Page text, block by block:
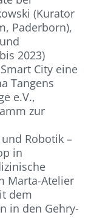
(Kurator
Paderborn),
2023)
City eine
Tangens
e.V.,
zur
und Robotik –
in
Marta-Atelier
dem
in den Gehry-